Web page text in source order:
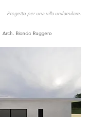
Progetto per una villa unifamiliare.
Arch. Biondo Ruggero